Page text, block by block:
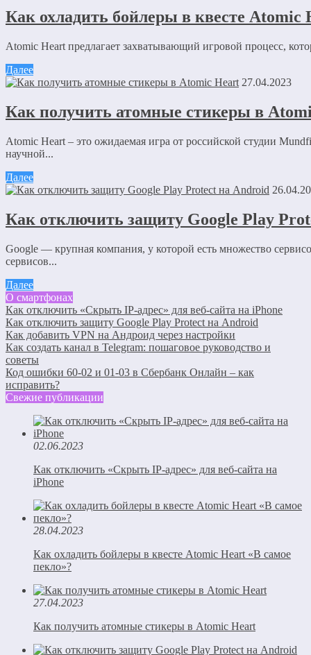
Как охладить бойлеры в квесте Atomic
Atomic Heart предлагает захватывающий игровой процесс,
Далее
27.04.2023
Как получить атомные стикеры в
Atomic Heart – это ожидаемая игра от российской студии
научной...
Далее
Как отключить защиту Google Play
Google — крупная компания, у которой есть множество
сервисов...
Далее
О смартфонах
Как отключить «Скрыть IP-адрес» для веб-сайта на iPhone
Как отключить защиту Google Play Protect на Android
Как добавить VPN на Андроид через настройки
Как создать канал в Telegram: пошаговое руководство и
советы
Код ошибки 60-02 и 01-03 в Сбербанк Онлайн – как
исправить?
Свежие публикации
02.06.2023
Как отключить «Скрыть IP-адрес» для веб-сайта на
iPhone
28.04.2023
Как охладить бойлеры в квесте Atomic Heart «В самое
пекло»?
27.04.2023
Как получить атомные стикеры в Atomic Heart